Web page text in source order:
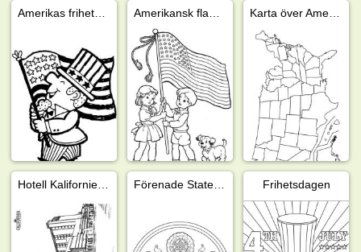
Frihetsdagen